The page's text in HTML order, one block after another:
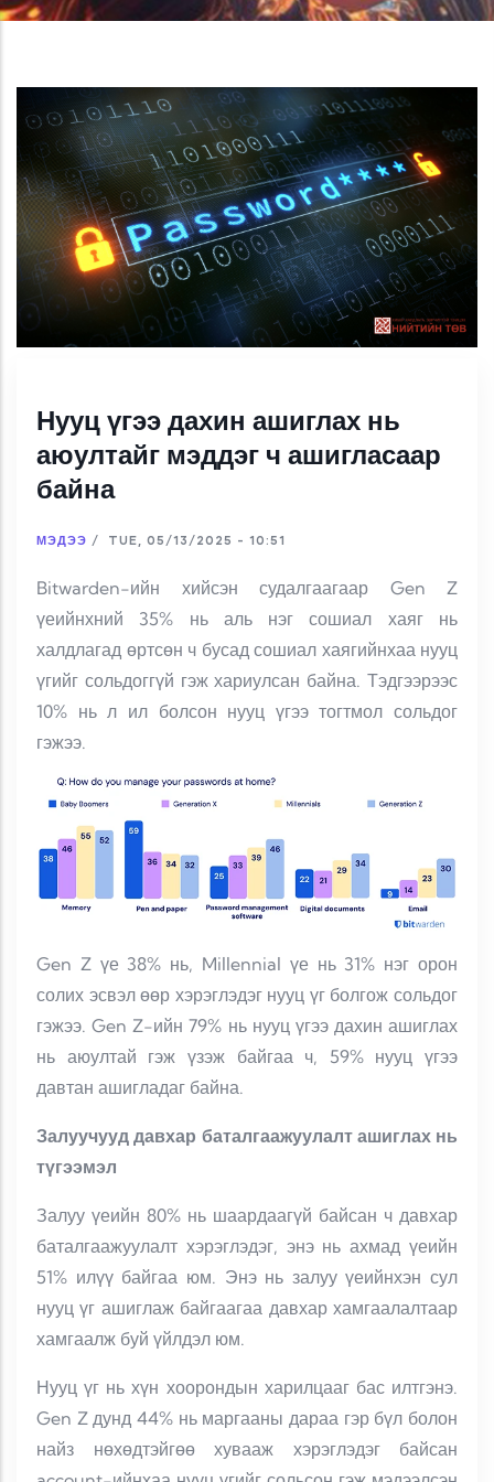
Нууц үгээ дахин ашиглах нь
аюултайг мэддэг ч ашигласаар
байна
МЭДЭЭ / TUE, 05/13/2025 - 10:51
Bitwarden-ийн хийсэн судалгаагаар Gen Z
үеийнхний 35% нь аль нэг сошиал хаяг нь
халдлагад өртсөн ч бусад сошиал хаягийнхаа нууц
үгийг сольдоггүй гэж хариулсан байна. Тэдгээрээс
10% нь л ил болсон нууц үгээ тогтмол сольдог
гэжээ.
Gen Z үе 38% нь, Millennial үе нь 31% нэг орон
солих эсвэл өөр хэрэглэдэг нууц үг болгож сольдог
гэжээ. Gen Z-ийн 79% нь нууц үгээ дахин ашиглах
нь аюултай гэж үзэж байгаа ч, 59% нууц үгээ
давтан ашигладаг байна.
Залуучууд давхар баталгаажуулалт ашиглах нь
түгээмэл
Залуу үеийн 80% нь шаардаагүй байсан ч давхар
баталгаажуулалт хэрэглэдэг, энэ нь ахмад үеийн
51% илүү байгаа юм. Энэ нь залуу үеийнхэн сул
нууц үг ашиглаж байгаагаа давхар хамгаалалтаар
хамгаалж буй үйлдэл юм.
Нууц үг нь хүн хоорондын харилцааг бас илтгэнэ.
Gen Z дунд 44% нь маргааны дараа гэр бүл болон
найз нөхөдтэйгөө хувааж хэрэглэдэг байсан